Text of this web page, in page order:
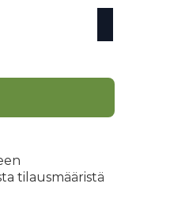
tilausmääristä